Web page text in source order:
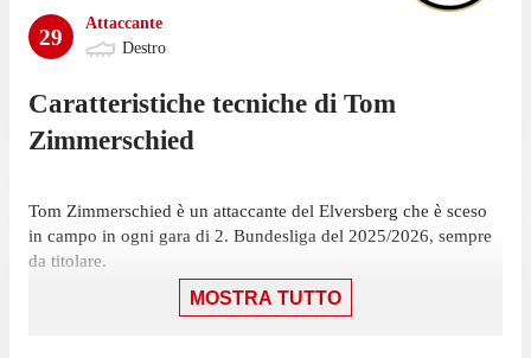
29
Attaccante
Destro
Caratteristiche tecniche di Tom
Zimmerschied
Tom Zimmerschied è un attaccante del Elversberg che è sceso
in campo in ogni gara di 2. Bundesliga del 2025/2026, sempre
da titolare.
La sua ultima partita in 2. Bundesliga è stata il 17 maggio, con
MOSTRA TUTTO